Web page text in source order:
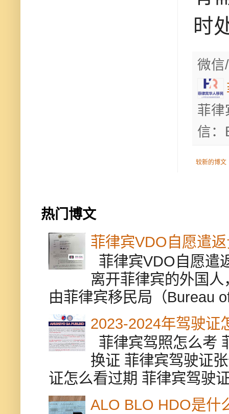
时
微
菲律
信：
较新的博文
热门博文
菲律宾VDO自愿遣
菲律宾VDO自愿遣
离开菲律宾的外国
由菲律宾移民局（Bureau
2023-2024年驾驶证
菲律宾驾照怎么考
换证 菲律宾驾驶证
证怎么看过期 菲律宾驾驶
ALO BLO HDO是什